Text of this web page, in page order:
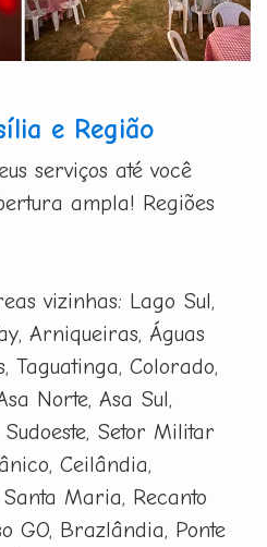
e Região
serviços até você
ampla! Regiões
vizinhas: Lago Sul,
Arniqueiras, Águas
Taguatinga, Colorado,
Norte, Asa Sul,
Setor Militar
Ceilândia,
Maria, Recanto
GO, Brazlândia, Ponte